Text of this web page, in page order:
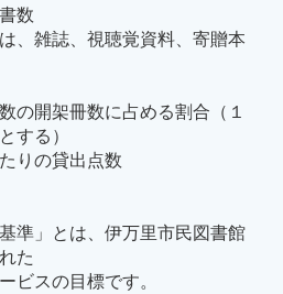
数
、雑誌、視聴覚資料、寄贈本
の開架冊数に占める割合（１
する）
りの貸出点数
準」とは、伊万里市民図書館
た
ビスの目標です。